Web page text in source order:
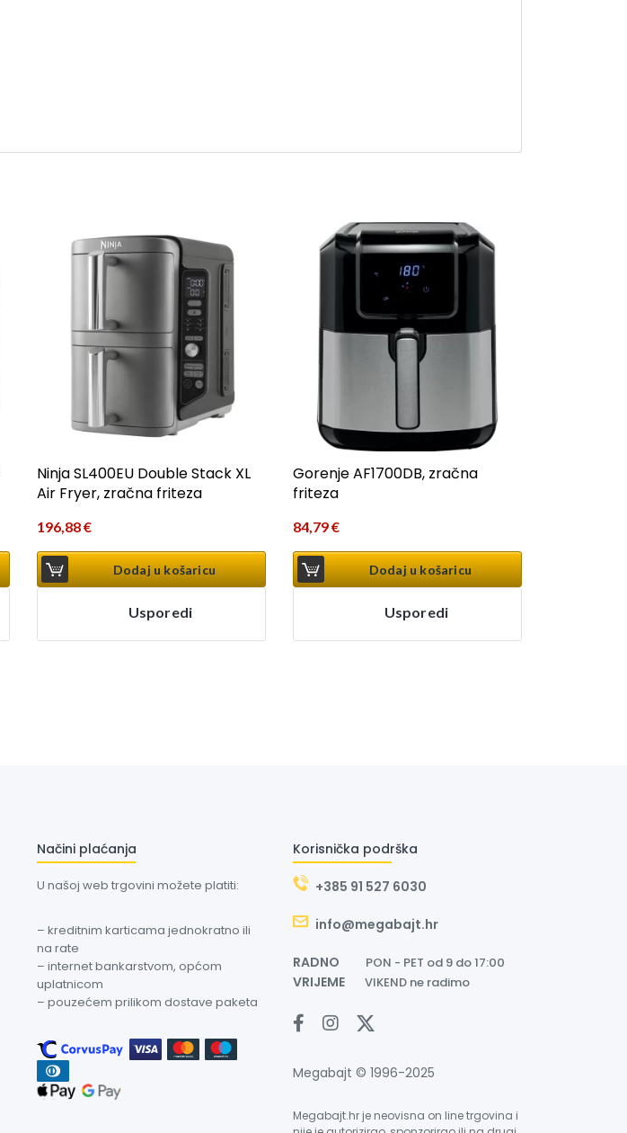
Ninja SL400EU Double Stack XL
Air Fryer, zračna friteza
196,88€
Dodaj u košaricu
Usporedi
Gorenje AF1700DB, zračna
friteza
84,79€
Dodaj u košaricu
Usporedi
Načini plaćanja
U našoj web trgovini možete platiti:
– kreditnim karticama jednokratno ili
na rate
– internet bankarstvom, općom
uplatnicom
– pouzećem prilikom dostave paketa
Korisnička podrška
+385 91 527 6030
info@megabajt.hr
RADNO PON - PET od 9 do 17:00
VRIJEME VIKEND ne radimo
Megabajt © 1996-2025
Megabajt.hr je neovisna on line trgovina i